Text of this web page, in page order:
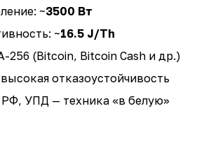
~3500 Вт
~16.5 J/Th
256 (Bitcoin, Bitcoin Cash и др.)
отказоустойчивость
РФ, УПД — техника «в белую»